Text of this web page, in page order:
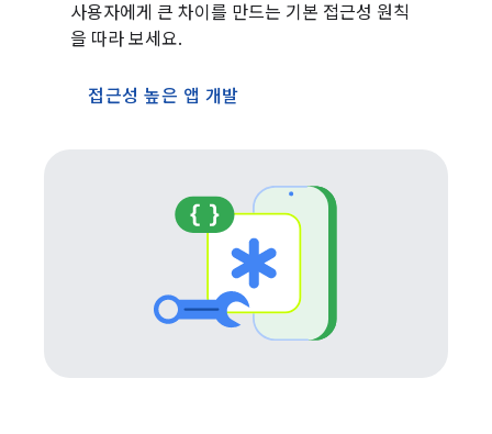
사용자에게 큰 차이를 만드는 기본 접근성 원칙
을 따라 보세요.
접근성 높은 앱 개발